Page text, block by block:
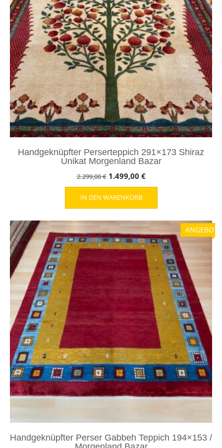
Handgeknüpfter Perserteppich 291×173 Shiraz
Unikat Morgenland Bazar
2.299,00€ Ursprünglicher
Preis
war:
1.499,00 €Aktueller
Preis
IN DEN WARENKORB
ANGEBOT!
Handgeknüpfter Perser Gabbeh Teppich 194×153 /